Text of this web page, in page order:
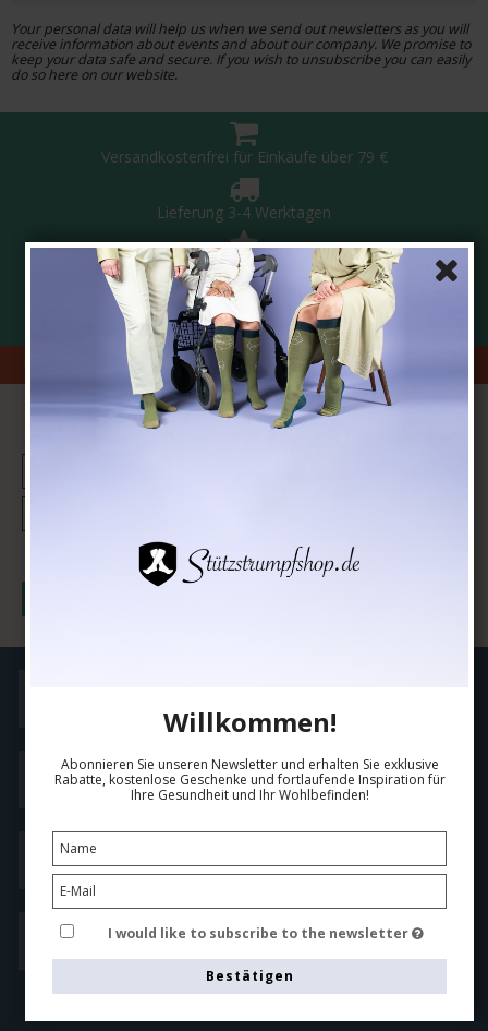
Your personal data will help us when we send out newsletters as you will
receive information about events and about our company. We promise to
keep your data safe and secure. If you wish to unsubscribe you can easily
do so here on our website.
Willkommen!
Abonnieren Sie unseren Newsletter und erhalten Sie exklusive
Rabatte, kostenlose Geschenke und fortlaufende Inspiration für
Ihre Gesundheit und Ihr Wohlbefinden!
I would like to subscribe to the newsletter
Bestätigen
Versandkostenfrei für Einkäufe über 79 €
Lieferung 3-4 Werktagen
5 Sterne in der Kundenzufriedenheit
Sichere Bezahlung
Hauslieferung! Wir liefern das Paket direkt an Ihre Haustür oder
Ihren Briefkasten!
NEWSLETTER ABONNIEREN
I would like to subscribe to the newsletter
Größen Guide
Kontaktieren Sie uns
FAQ